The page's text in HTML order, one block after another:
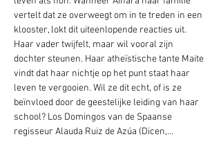
vertelt dat ze overweegt om in te treden in een
klooster, lokt dit uiteenlopende reacties uit.
Haar vader twijfelt, maar wil vooral zijn
dochter steunen. Haar atheïstische tante Maite
vindt dat haar nichtje op het punt staat haar
leven te vergooien. Wil ze dit echt, of is ze
beïnvloed door de geestelijke leiding van haar
school? Los Domingos van de Spaanse
regisseur Alauda Ruiz de Azúa (Dicen,…